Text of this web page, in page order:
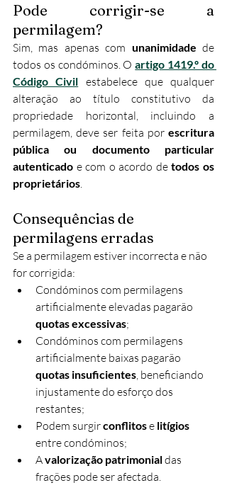
Pode corrigir-se a
permilagem?
Sim, mas apenas com unanimidade de
todos os condóminos. O artigo 1419.º do
Código Civil estabelece que qualquer
alteração ao título constitutivo da
propriedade horizontal, incluindo a
permilagem, deve ser feita por escritura
pública ou documento particular
autenticado e com o acordo de todos os
proprietários
Consequências de
permilagens erradas
Se a permilagem estiver incorrecta e não
for corrigida:
Condóminos com permilagens
artificialmente elevadas pagarão
quotas excessivas;
Condóminos com permilagens
artificialmente baixas pagarão
quotas insuficientes , beneficiando
injustamente do esforço dos
restantes;
Podem surgir conflitos e litígios
entre condóminos;
A valorização patrimonial das
frações pode ser afectada.